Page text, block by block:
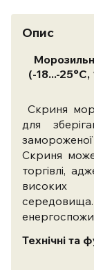
Опис
(-18...-
Скриня
для
Скриня
торгівлі,
високих
Технічні та